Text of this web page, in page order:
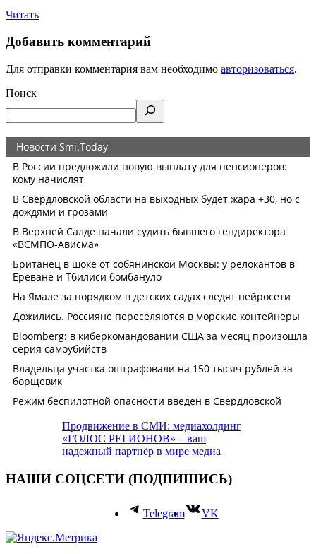
Читать
Добавить комментарий
Для отправки комментария вам необходимо авторизоваться.
Поиск
Продвижение в СМИ: медиахолдинг
«ГОЛОС РЕГИОНОВ» – ваш
надежный партнёр в мире медиа
НАШИ СОЦСЕТИ (ПОДПИШИСЬ)
Telegram VK